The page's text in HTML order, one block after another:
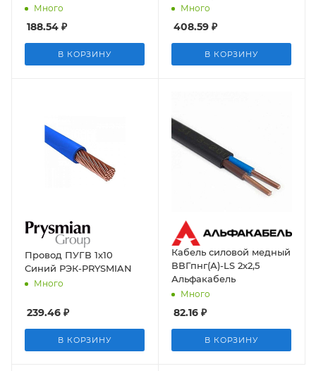
Много
188.54 ₽
В КОРЗИНУ
Много
408.59 ₽
В КОРЗИНУ
Провод ПУГВ 1х10
Синий РЭК-PRYSMIAN
Много
239.46 ₽
В КОРЗИНУ
Кабель силовой медный
ВВГпнг(А)-LS 2х2,5
Альфакабель
Много
82.16 ₽
В КОРЗИНУ